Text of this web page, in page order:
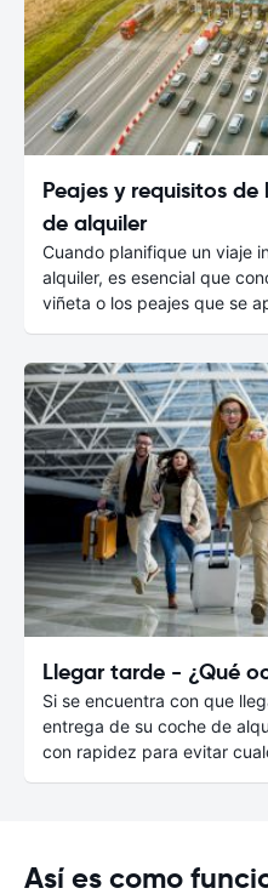
Peajes y requisitos
de alquiler
Cuando planifique un viaje
alquiler, es esencial que
viñeta o los peajes que se
Llegar tarde - ¿Qué
Si se encuentra con que
entrega de su coche de
con rapidez para evitar
Así es como